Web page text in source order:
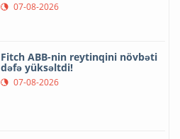
07-08-2026
Fitch ABB-nin reytinqini növbəti
dəfə yüksəltdi!
07-08-2026